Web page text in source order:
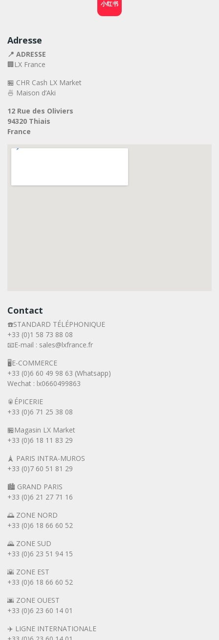
小红书
Adresse
📍 ADRESSE
🏢LX France
🏪 CHR Cash LX Market
🍜 Maison d’Aki
12 Rue des Oliviers
94320 Thiais
France
Contact
☎️STANDARD TÉLÉPHONIQUE
+33 (0)1 58 73 88 08
📧E-mail : sales@lxfrance.fr
🖥️E-COMMERCE
+33 (0)6 60 49 98 63 (Whatsapp)
Wechat : lx0660499863
🥫ÉPICERIE
+33 (0)6 71 25 38 08
🏪Magasin LX Market
+33 (0)6 18 11 83 29
🗼 PARIS INTRA-MUROS
+33 (0)7 60 51 81 29
🏙️ GRAND PARIS
+33 (0)6 21 27 71 16
🌅 ZONE NORD
+33 (0)6 18 66 60 52
🌄 ZONE SUD
+33 (0)6 23 51 94 15
🌇 ZONE EST
+33 (0)6 18 66 60 52
🌆 ZONE OUEST
+33 (0)6 23 60 14 01
✈️ LIGNE INTERNATIONALE